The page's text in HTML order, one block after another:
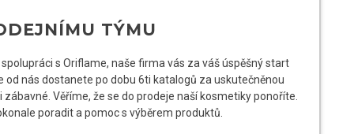
TÝMU
s Oriflame, naše firma vás za váš úspěšný start
od nás dostanete po dobu 6ti katalogů za uskutečněnou
Věříme, že se do prodeje naší kosmetiky ponoříte.
poradit a pomoc s výběrem produktů.